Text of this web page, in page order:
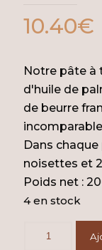
10.40€
Notre pâte à
d'huile de
de beurre
Dans
noisettes et
Poids net :
4 en stock